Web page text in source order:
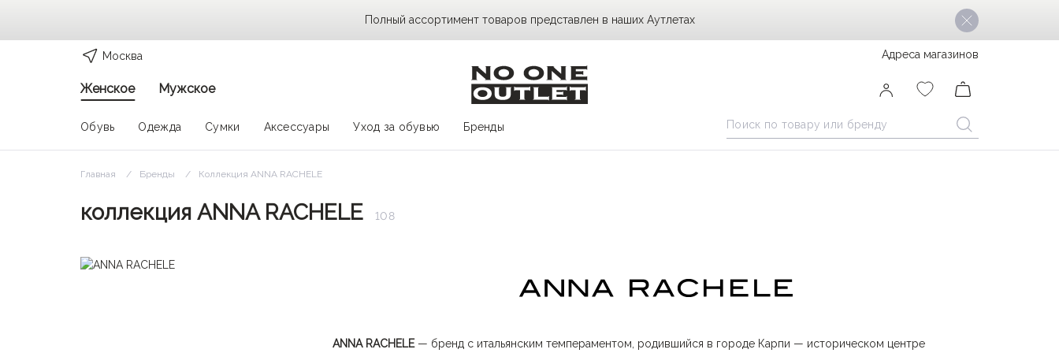
Главная Бренды Коллекция ANNA RACHELE
коллекция ANNA RACHELE 108
ANNA RACHELE— бренд с итальянским темпераментом, родившийся в городе Карпи — историческом центре
Полный ассортимент товаров представлен в наших Аутлетах
Москва Адреса магазинов
Женское Мужское
Обувь Одежда Сумки Аксессуары Уход за обувью Бренды